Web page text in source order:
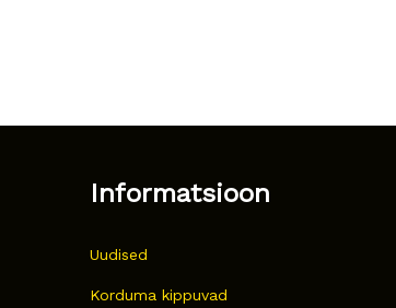
Informatsioon
Uudised
Korduma kippuvad